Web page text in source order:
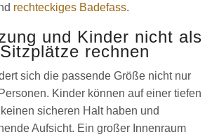
rechteckiges Badefass.
und Kinder nicht als
rechnen
sich die passende Größe nicht nur
Kinder können auf einer tiefen
sicheren Halt haben und
Aufsicht. Ein großer Innenraum